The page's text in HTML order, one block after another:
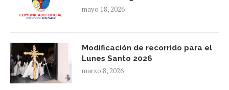
mayo 18, 2026
Modificación de recorrido para el
Lunes Santo 2026
marzo 8, 2026